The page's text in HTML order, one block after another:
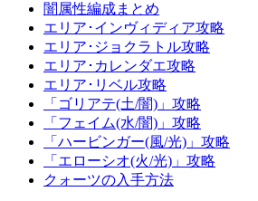
闇属性編成まとめ
エリア･インヴィディア攻略
エリア･ジョクラトル攻略
エリア･カレンダエ攻略
エリア･リベル攻略
「ゴリアテ(土/闇)」攻略
「フェイム(水/闇)」攻略
「ハービンガー(風/光)」攻略
「エローシオ(火/光)」攻略
クォーツの入手方法